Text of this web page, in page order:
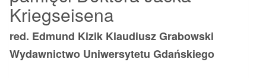
Kriegseisena
red. Edmund Kizik Klaudiusz Grabowski
Wydawnictwo Uniwersytetu Gdańskiego